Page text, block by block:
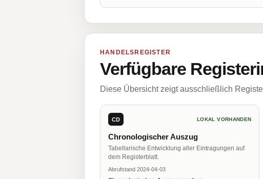
HANDELSREGISTER
Verfügbare
Diese Übersicht zeigt ausschließlich
CD LOKAL VORHANDEN
Chronologischer Auszug
Tabellarische Entwicklung aller Eintragungen auf
dem Registerblatt.
Abrufstand 2024-04-03